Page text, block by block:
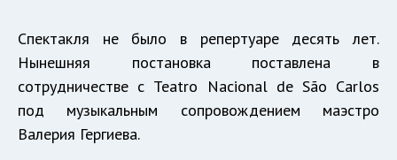
Спектакля не было в репертуаре десять лет.
Нынешняя постановка поставлена в
сотрудничестве с Teatro Nacional de São Carlos
под музыкальным сопровождением маэстро
Валерия Гергиева.